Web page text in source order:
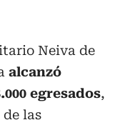
Neiva de
alcanzó
egresados,
las